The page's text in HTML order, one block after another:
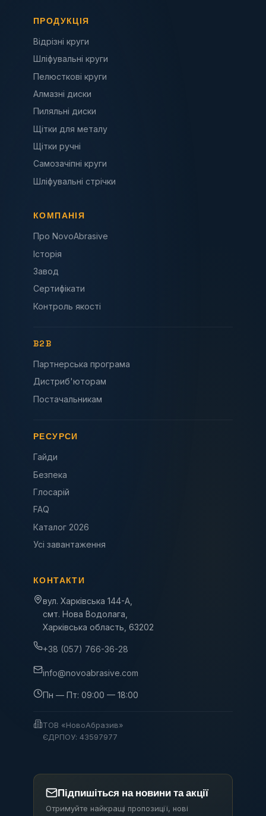
ПРОДУКЦІЯ
Відрізні круги
Шліфувальні круги
Пелюсткові круги
Алмазні диски
Пиляльні диски
Щітки для металу
Щітки ручні
Самозачіпні круги
Шліфувальні стрічки
КОМПАНІЯ
Про NovoAbrasive
Історія
Завод
Сертифікати
Контроль якості
B2B
Партнерська програма
Дистриб'юторам
Постачальникам
РЕСУРСИ
Гайди
Безпека
Глосарій
FAQ
Каталог 2026
Усі завантаження
КОНТАКТИ
вул. Харківська 144-А,
смт. Нова Водолага,
Харківська область, 63202
+38 (057) 766-36-28
info@novoabrasive.com
Пн — Пт: 09:00 — 18:00
ТОВ «НовоАбразив»
ЄДРПОУ: 43597977
Підпишіться на новини та акції
Отримуйте найкращі пропозиції, нові